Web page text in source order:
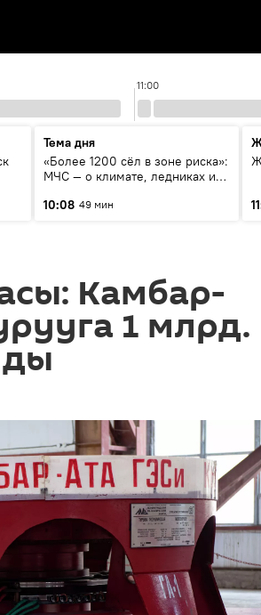
11:00
Тема дня
«Более 1200 сёл в зоне риска»:
МЧС — о климате, ледниках и
населения
10:08 49 мин
Камбар-
1 млрд.